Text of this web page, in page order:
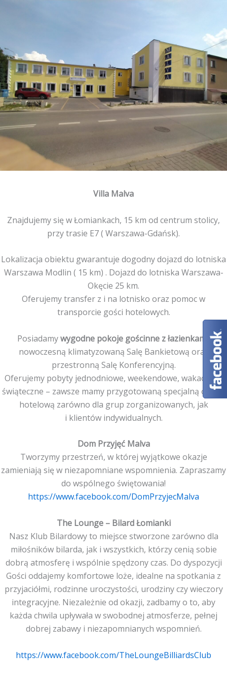
Villa Malva
Znajdujemy się w Łomiankach, 15 km od centrum stolicy,
przy trasie E7 ( Warszawa-Gdańsk).
Lokalizacja obiektu gwarantuje dogodny dojazd do lotniska
Warszawa Modlin ( 15 km) . Dojazd do lotniska Warszawa-
Okęcie 25 km.
Oferujemy transfer z i na lotnisko oraz pomoc w
transporcie gości hotelowych.
Posiadamywygodne pokoje gościnne z łazienkami
,
nowoczesną klimatyzowaną Salę Bankietową oraz
przestronną Salę Konferencyjną.
Oferujemy pobyty jednodniowe, weekendowe, wakacyjne,
świąteczne – zawsze mamy przygotowaną specjalną ofertę
hotelową zarówno dla grup zorganizowanych, jak
i klientów indywidualnych.
Dom Przyjęć Malva
Tworzymy przestrzeń, w której wyjątkowe okazje
zamieniają się w niezapomniane wspomnienia. Zapraszamy
do wspólnego świętowania!
https://www.facebook.com/DomPrzyjecMalva
The Lounge – Bilard Łomianki
Nasz Klub Bilardowy to miejsce stworzone zarówno dla
miłośników bilarda, jak i wszystkich, którzy cenią sobie
dobrą atmosferę i wspólnie spędzony czas. Do dyspozycji
Gości oddajemy komfortowe loże, idealne na spotkania z
przyjaciółmi, rodzinne uroczystości, urodziny czy wieczory
integracyjne. Niezależnie od okazji, zadbamy o to, aby
każda chwila upływała w swobodnej atmosferze, pełnej
dobrej zabawy i niezapomnianych wspomnień.
https://www.facebook.com/TheLoungeBilliardsClub